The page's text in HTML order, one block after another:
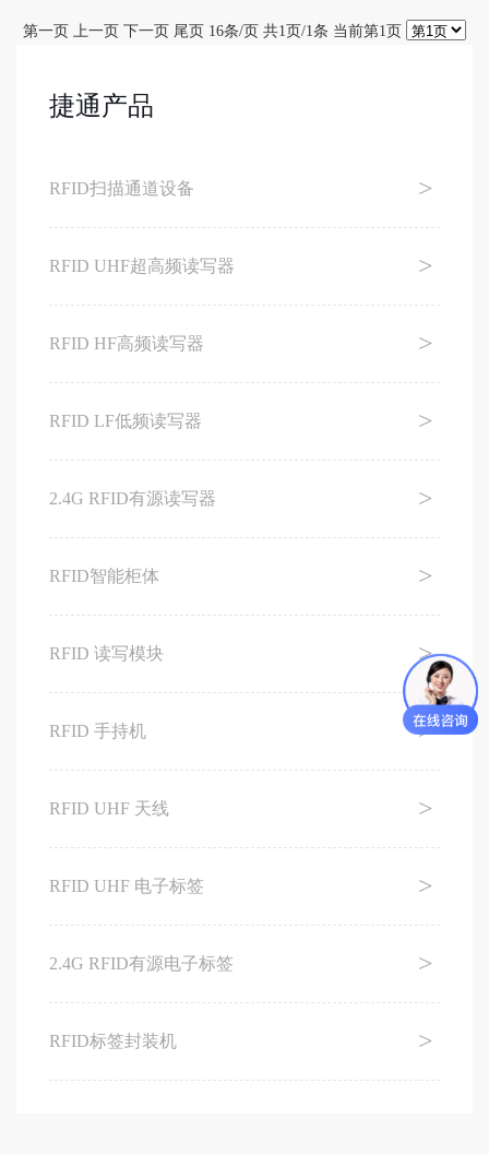
第一页 上一页 下一页 尾页 16条/页 共1页/1条 当前第1页
捷通产品
RFID扫描通道设备
RFID UHF超高频读写器
RFID HF高频读写器
RFID LF低频读写器
2.4G RFID有源读写器
RFID智能柜体
RFID 读写模块
RFID 手持机
RFID UHF 天线
RFID UHF 电子标签
2.4G RFID有源电子标签
RFID标签封装机